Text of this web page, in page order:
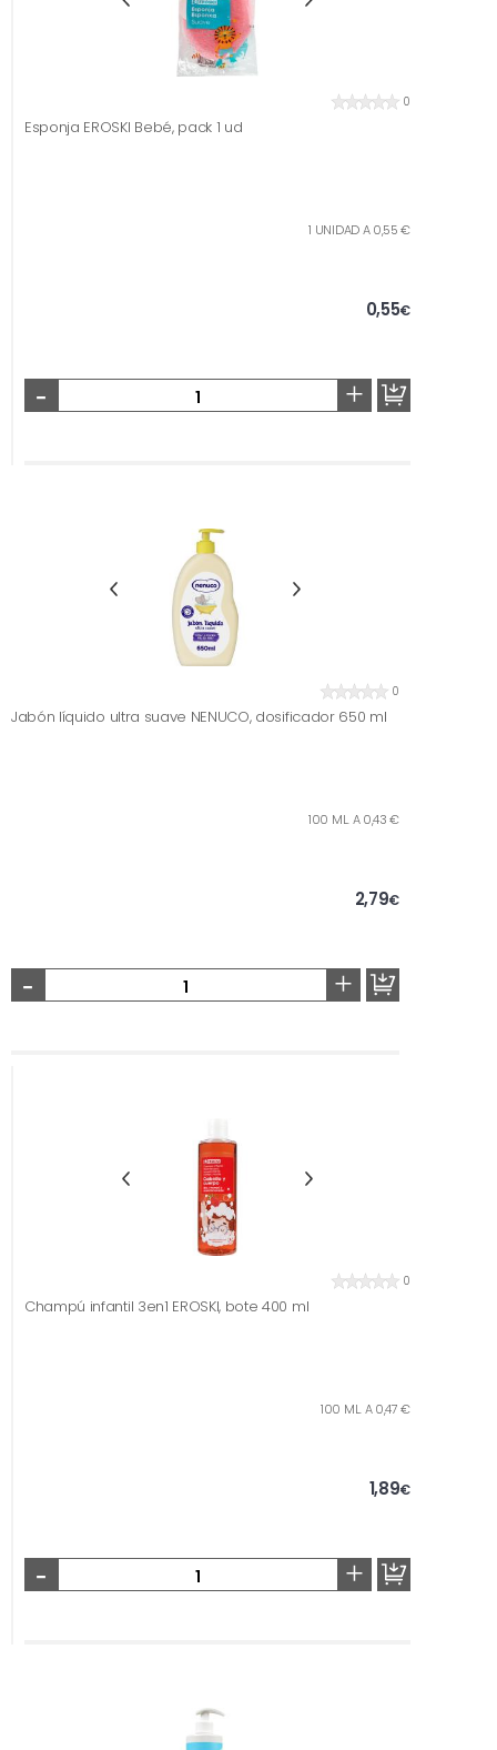
0
Esponja EROSKI Bebé, pack 1 ud
1 UNIDAD A 0,55 €
0,55€
- +
0
Jabón líquido ultra suave NENUCO, dosificador 650 ml
100 ML. A 0,43 €
2,79€
- +
0
Champú infantil 3en1 EROSKI, bote 400 ml
100 ML. A 0,47 €
1,89€
- +